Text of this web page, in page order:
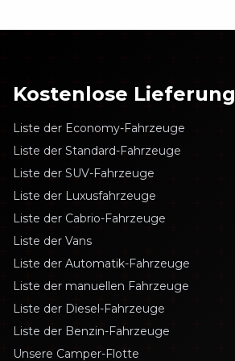
Kostenlose Lieferung
Liste der Economy-Fahrzeuge
Liste der Standard-Fahrzeuge
Liste der SUV-Fahrzeuge
Liste der Luxusfahrzeuge
Liste der Cabrio-Fahrzeuge
Liste der Vans
Liste der Automatik-Fahrzeuge
Liste der manuellen Fahrzeuge
Liste der Diesel-Fahrzeuge
Liste der Benzin-Fahrzeuge
Unsere Camper-Flotte